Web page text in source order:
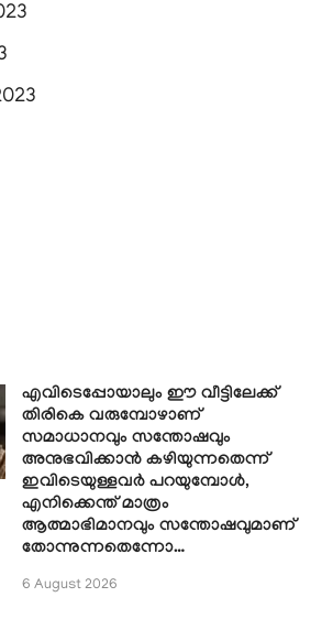
എവിടെപ്പോയാലും ഈ വീട്ടിലേക്ക്
തിരികെ വരുമ്പോഴാണ്
സമാധാനവും സന്തോഷവും
അനുഭവിക്കാൻ കഴിയുന്നതെന്ന്
ഇവിടെയുള്ളവർ പറയുമ്പോൾ,
എനിക്കെന്ത് മാത്രം
ആത്മാഭിമാനവും സന്തോഷവുമാണ്
തോന്നുന്നതെന്നോ…
6 August 2026